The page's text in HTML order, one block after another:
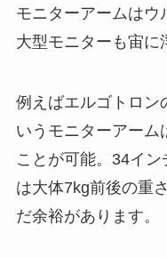
モニターアームはウ
大型モニターも宙に
例えばエルゴトロン
いうモニターアーム
ことが可能。34イ
は大体7kg前後の重
だ余裕があります。